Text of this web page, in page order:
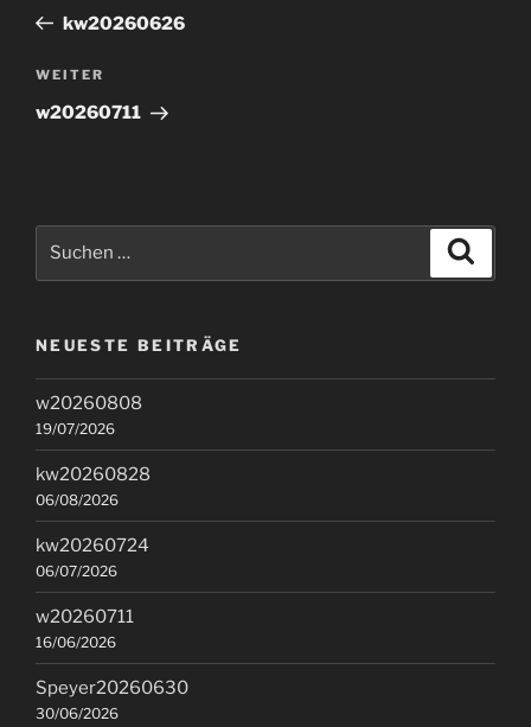
Beitrag
kw20260626
Nächster
Beitrag
WEITER
w20260711
NEUESTE BEITRÄGE
w20260808
19/07/2026
kw20260828
06/08/2026
kw20260724
06/07/2026
w20260711
16/06/2026
Speyer20260630
30/06/2026